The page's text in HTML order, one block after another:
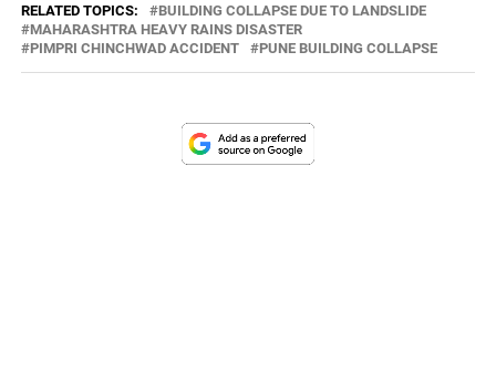
RELATED TOPICS:
BUILDING COLLAPSE DUE TO LANDSLIDE
MAHARASHTRA HEAVY RAINS DISASTER
PIMPRI CHINCHWAD ACCIDENT
PUNE BUILDING COLLAPSE